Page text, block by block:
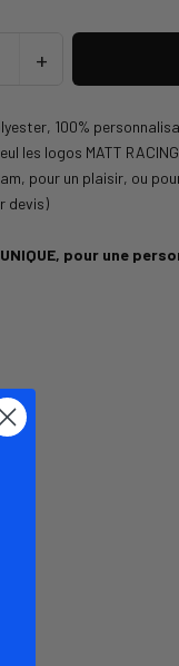
100%
les logos MATT
pour un plaisir, ou
devis)
pour une